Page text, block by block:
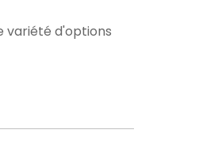
variété d'options